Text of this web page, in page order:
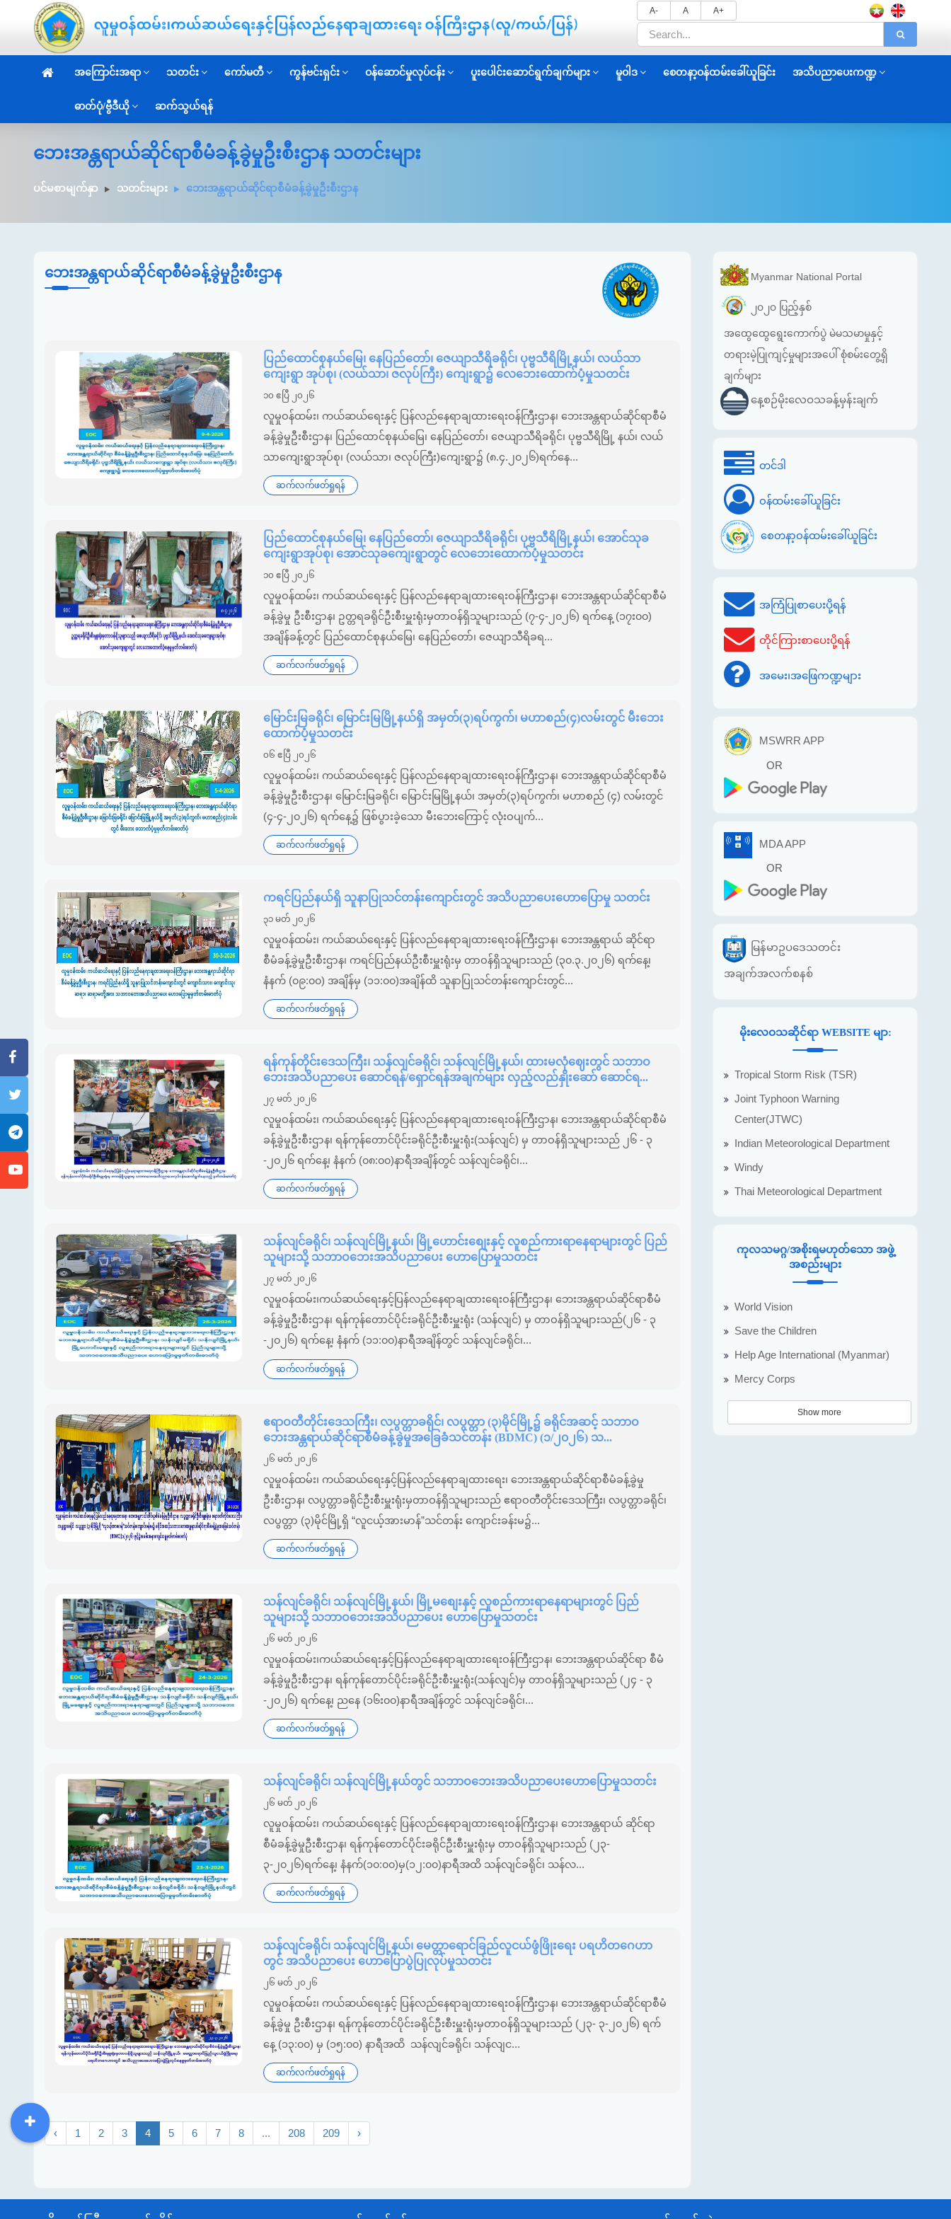
A- A A+
အကြောင်းအရာ သတင်း ကော်မတီ ကွန်ဗင်းရှင်း ဝန်ဆောင်မှုလုပ်ငန်း ပူးပေါင်းဆောင်ရွက်ချက်များ မူဝါဒ စေတနာ့ဝန်ထမ်းခေါ်ယူခြင်း အသိပညာပေးကဏ္ဍ
ဓာတ်ပုံ/ဗွီဒီယို ဆက်သွယ်ရန်
ဘေးအန္တရာယ်ဆိုင်ရာစီမံခန့်ခွဲမှုဦးစီးဌာန သတင်းများ
ပင်မစာမျက်နှာ သတင်းများ ဘေးအန္တရာယ်ဆိုင်ရာစီမံခန့်ခွဲမှုဦးစီးဌာန
ဘေးအန္တရာယ်ဆိုင်ရာစီမံခန့်ခွဲမှုဦးစီးဌာန
ပြည်ထောင်စုနယ်မြေ၊ နေပြည်တော်၊ ဇေယျာသီရိခရိုင်၊ ပုဗ္ဗသီရိမြို့နယ်၊ လယ်သာ
ကျေးရွာ အုပ်စု၊ (လယ်သာ၊ ဇလုပ်ကြီး) ကျေးရွာ၌ လေဘေးထောက်ပံ့မှုသတင်း
၁၀ ဧပြီ ၂၀၂၆
လူမှုဝန်ထမ်း၊ ကယ်ဆယ်ရေးနှင့် ပြန်လည်နေရာချထားရေးဝန်ကြီးဌာန၊ ဘေးအန္တရာယ်ဆိုင်ရာစီမံ
ခန့်ခွဲမှုဦးစီးဌာန၊ ပြည်ထောင်စုနယ်မြေ၊ နေပြည်တော်၊ ဇေယျာသီရိခရိုင်၊ ပုဗ္ဗသီရိမြို့ နယ်၊ လယ်
သာကျေးရွာအုပ်စု၊‌ (လယ်သာ၊ ဇလုပ်ကြီး)‌ကျေးရွာ၌ (၈.၄.၂၀၂၆)ရက်နေ...
ဆက်လက်ဖတ်ရှုရန်
ပြည်ထောင်စုနယ်မြေ၊ နေပြည်တော်၊ ဇေယျာသီရိခရိုင်၊ ပုဗ္ဗသီရိမြို့နယ်၊ အောင်သုခ
ကျေးရွာအုပ်စု၊‌ အောင်သု‌‌ခကျေးရွာတွင် လေဘေးထောက်ပံ့မှုသတင်း
၁၀ ဧပြီ ၂၀၂၆
လူမှုဝန်ထမ်း၊ ကယ်ဆယ်ရေးနှင့် ပြန်လည်နေရာချထားရေးဝန်ကြီးဌာန၊ ဘေးအန္တရာယ်ဆိုင်ရာစီမံ
ခန့်ခွဲမှု ဦးစီးဌာန၊ ဥတ္တရခရိုင်ဦးစီးမှူးရုံးမှတာဝန်ရှိသူများသည် (၇-၄-၂၀၂၆) ရက်နေ့ (၁၇း၀၀)
အချိန်ခန့်တွင် ပြည်ထောင်စုနယ်မြေ၊ နေပြည်တော်၊ ဇေယျာသီရိခရ...
ဆက်လက်ဖတ်ရှုရန်
မြောင်းမြခရိုင်၊ မြောင်းမြမြို့နယ်ရှိ အမှတ်(၃)ရပ်ကွက်၊ မဟာစည်(၄)လမ်းတွင် မီးဘေး
ထောက်ပံ့မှုသတင်း
၀၆ ဧပြီ ၂၀၂၆
လူမှုဝန်ထမ်း၊ ကယ်ဆယ်ရေးနှင့် ပြန်လည်နေရာချထားရေးဝန်ကြီးဌာန၊ ဘေးအန္တရာယ်ဆိုင်ရာစီမံ
ခန့်ခွဲမှုဦးစီးဌာန၊ မြောင်းမြခရိုင်၊ မြောင်းမြမြို့နယ်၊ အမှတ်(၃)ရပ်ကွက်၊ မဟာစည် (၄) လမ်းတွင်
(၄-၄-၂၀၂၆) ရက်နေ့၌ ဖြစ်ပွားခဲ့သော မီးဘေးကြောင့် လုံးဝပျက်...
ဆက်လက်ဖတ်ရှုရန်
ကရင်ပြည်နယ်ရှိ သူနာပြုသင်တန်းကျောင်းတွင် အသိပညာပေးဟောပြောမှု သတင်း
၃၁ မတ် ၂၀၂၆
လူမှုဝန်ထမ်း၊ ကယ်ဆယ်ရေးနှင့် ပြန်လည်နေရာချထားရေးဝန်ကြီးဌာန၊ ဘေးအန္တရာယ် ဆိုင်ရာ
စီမံခန့်ခွဲမှုဦးစီးဌာန၊ ကရင်ပြည်နယ်ဦးစီးမှူးရုံးမှ တာဝန်ရှိသူများသည် (၃၀.၃.၂၀၂၆) ရက်နေ့၊
နံနက် (၀၉:၀၀) အချိန်မှ (၁၁:၀၀)အချိန်ထိ သူနာပြုသင်တန်းကျောင်းတွင်...
ဆက်လက်ဖတ်ရှုရန်
ရန်ကုန်တိုင်းဒေသကြီး၊ သန်လျင်ခရိုင်၊ သန်လျင်မြို့နယ်၊ ထားမလုံဈေးတွင် သဘာဝ
ဘေးအသိပညာပေး ဆောင်ရန်/ရှောင်ရန်အချက်များ လှည့်လည်နှိုးဆော် ဆောင်ရ...
၂၇ မတ် ၂၀၂၆
လူမှုဝန်ထမ်း၊ ကယ်ဆယ်ရေးနှင့် ပြန်လည်နေရာချထားရေးဝန်ကြီးဌာန၊ ဘေးအန္တရာယ်ဆိုင်ရာစီမံ
ခန့်ခွဲမှုဦးစီးဌာန၊ ရန်ကုန်တောင်ပိုင်းခရိုင်ဦးစီးမှူးရုံး(သန်လျင်) မှ တာဝန်ရှိသူများသည် ၂၆ - ၃
-၂၀၂၆ ရက်နေ့၊ နံနက် (၀၈:၀၀)နာရီအချိန်တွင် သန်လျင်ခရိုင်၊...
ဆက်လက်ဖတ်ရှုရန်
သန်လျင်ခရိုင်၊ သန်လျင်မြို့နယ်၊ မြို့‌ဟောင်းစျေးနှင့် လူစည်ကားရာနေရာများတွင် ပြည်
သူများသို့ သဘာဝဘေးအသိပညာပေး ဟောပြောမှုသတင်း
၂၇ မတ် ၂၀၂၆
လူမှုဝန်ထမ်း၊ကယ်ဆယ်ရေးနှင့်ပြန်လည်နေရာချထားရေးဝန်ကြီးဌာန၊ ဘေးအန္တရာယ်ဆိုင်ရာစီမံ
ခန့်ခွဲမှုဦးစီးဌာန၊ ရန်ကုန်တောင်ပိုင်းခရိုင်ဦးစီးမှူးရုံး (သန်လျင်) မှ တာဝန်ရှိသူများသည်(၂၆ - ၃
-၂၀၂၆) ရက်နေ့၊ နံနက် (၁၁:၀၀)နာရီအချိန်တွင် သန်လျင်ခရိုင်၊...
ဆက်လက်ဖတ်ရှုရန်
ဧရာဝတီတိုင်းဒေသကြီး၊ လပွတ္တာခရိုင်၊ လပွတ္တာ (၃)မိုင်မြို့၌ ခရိုင်အဆင့် သဘာဝ
ဘေးအန္တရာယ်ဆိုင်ရာစီမံခန့်ခွဲမှုအခြေခံသင်တန်း (BDMC) (၁/၂၀၂၆) သ...
၂၆ မတ် ၂၀၂၆
လူမှုဝန်ထမ်း၊ ကယ်ဆယ်ရေးနှင့်ပြန်လည်နေရာချထားရေး၊ ဘေးအန္တရာယ်ဆိုင်ရာစီမံခန့်ခွဲမှု
ဦးစီးဌာန၊ လပွတ္တာခရိုင်ဦးစီးမှူးရုံးမှတာဝန်ရှိသူများသည် ဧရာဝတီတိုင်းဒေသကြီး၊ လပွတ္တာခရိုင်၊
လပွတ္တာ (၃)မိုင်မြို့ရှိ “လူငယ့်အားမာန်”သင်တန်း ကျောင်းခန်းမ၌...
ဆက်လက်ဖတ်ရှုရန်
သန်လျင်ခရိုင်၊ သန်လျင်မြို့နယ်၊ မြို့မစျေးနှင့် လူစည်ကားရာနေရာများတွင် ပြည်
သူများသို့ သဘာဝဘေးအသိပညာပေး ‌‌ဟောပြောမှုသတင်း
၂၆ မတ် ၂၀၂၆
လူမှုဝန်ထမ်း၊ကယ်ဆယ်ရေးနှင့်ပြန်လည်နေရာချထားရေးဝန်ကြီးဌာန၊ ဘေးအန္တရာယ်ဆိုင်ရာ စီမံ
ခန့်ခွဲမှုဦးစီးဌာန၊ ရန်ကုန်တောင်ပိုင်းခရိုင်ဦးစီးမှူးရုံး(သန်လျင်)မှ တာဝန်ရှိသူများသည် (၂၄ - ၃
-၂၀၂၆) ရက်နေ့၊ ညနေ (၁၆း၀၀)နာရီအချိန်တွင် သန်လျင်ခရိုင်၊...
ဆက်လက်ဖတ်ရှုရန်
သန်လျင်ခရိုင်၊ သန်လျင်မြို့နယ်တွင် သဘာဝဘေးအသိပညာပေးဟောပြောမှုသတင်း
၂၆ မတ် ၂၀၂၆
လူမှုဝန်ထမ်း၊ ကယ်ဆယ်ရေးနှင့် ပြန်လည်နေရာချထားရေးဝန်ကြီးဌာန၊ ဘေးအန္တရာယ် ဆိုင်ရာ
စီမံခန့်ခွဲမှုဦးစီးဌာန၊ ရန်ကုန်တောင်ပိုင်းခရိုင်ဦးစီးမှူးရုံးမှ တာဝန်ရှိသူများသည် (၂၃-
၃-၂၀၂၆)ရက်နေ့၊ နံနက်(၁၀:၀၀)မှ(၁‌၂:၀၀)နာရီအထိ သန်လျင်ခရိုင်၊ သန်လ...
ဆက်လက်ဖတ်ရှုရန်
သန်လျင်ခရိုင်၊ သန်လျင်မြို့နယ်၊ မေတ္တာရောင်ခြည်လူငယ်ဖွံဖြိုးရေး ပရဟိတဂေဟာ
တွင် အသိပညာပေး ဟောပြောပွဲပြုလုပ်မှုသတင်း
၂၆ မတ် ၂၀၂၆
လူမှုဝန်ထမ်း၊ ကယ်ဆယ်ရေးနှင့် ပြန်လည်နေရာချထားရေးဝန်ကြီးဌာန၊ ဘေးအန္တရာယ်ဆိုင်ရာစီမံ
ခန့်ခွဲမှု ဦးစီးဌာန၊ ရန်ကုန်တောင်ပိုင်းခရိုင်ဦးစီးမှူးရုံးမှတာဝန်ရှိသူများသည် (၂၃- ၃-၂၀၂၆) ရက်
နေ့ (၁၃:၀၀) မှ (၁‌၅:၀၀) နာရီအထိ သန်လျင်ခရိုင်၊ သန်လျင...
ဆက်လက်ဖတ်ရှုရန်
‹ 1 2 3 4 5 6 7 8 ... 208 209 ›
Myanmar National Portal
၂၀၂၀ ပြည့်နှစ်
အထွေထွေရွေးကောက်ပွဲ မဲမသမာမှုနှင့်
တရားမဲ့ပြုကျင့်မှုများအပေါ် စုံစမ်းတွေ့ရှိ
ချက်များ
နေ့စဉ်မိုးလေဝသခန့်မှန်းချက်
တင်ဒါ
ဝန်ထမ်းခေါ်ယူခြင်း
စေတနာ့ဝန်ထမ်းခေါ်ယူခြင်း
အကြံပြုစာပေးပို့ရန်
တိုင်ကြားစာပေးပို့ရန်
အမေး၊အဖြေကဏ္ဍများ
MSWRR APP
OR
MDA APP
OR
မြန်မာဥပဒေသတင်း
အချက်အလက်စနစ်
မိုးလေဝသဆိုင်ရာ WEBSITE မျာ:
Tropical Storm Risk (TSR)
Joint Typhoon Warning
Center(JTWC)
Indian Meteorological Department
Windy
Thai Meteorological Department
ကုလသမဂ္ဂ/အစိုးရမဟုတ်သော အဖွဲ့
အစည်းများ
World Vision
Save the Children
Help Age International (Myanmar)
Mercy Corps
Show more